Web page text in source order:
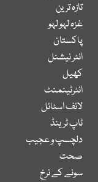
تازہ ترین
غزہ لہو لہو
پاکستان
انٹر نیشنل
کھیل
انٹرٹینمنٹ
لائف اسٹائل
ٹاپ ٹرینڈ
دلچسپ و عجیب
صحت
سونے کے نرخ